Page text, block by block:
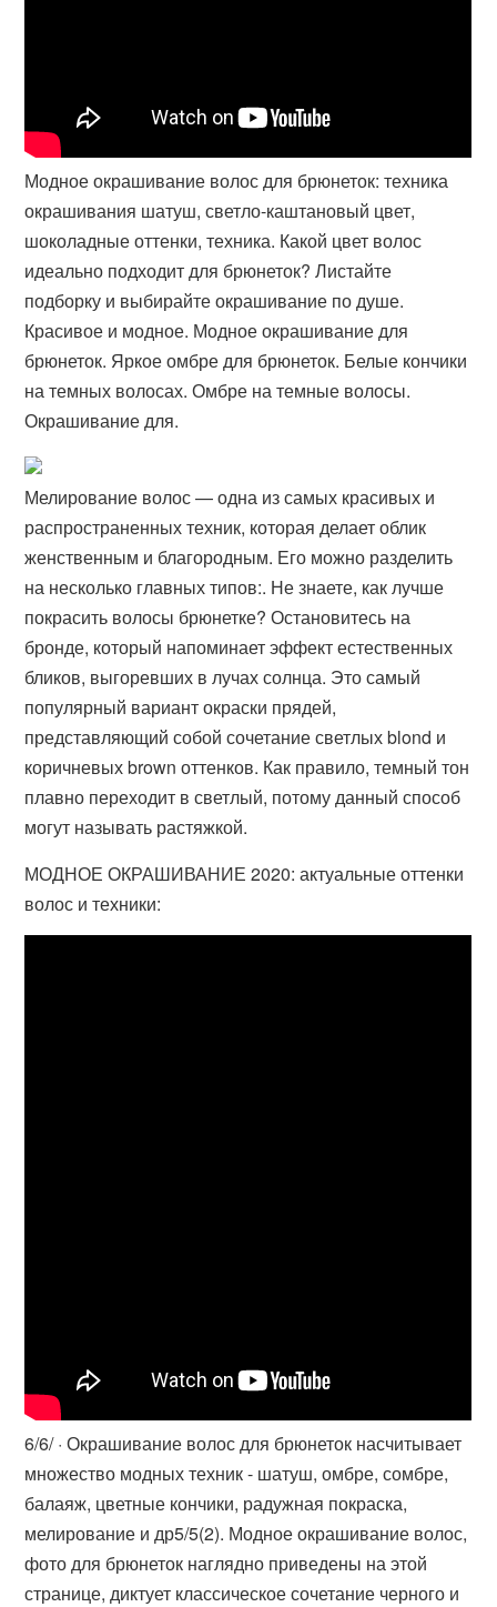
Модное окрашивание волос для брюнеток: техника
окрашивания шатуш, светло-каштановый цвет,
шоколадные оттенки, техника. Какой цвет волос
идеально подходит для брюнеток? Листайте
подборку и выбирайте окрашивание по душе.
Красивое и модное. Модное окрашивание для
брюнеток. Яркое омбре для брюнеток. Белые кончики
на темных волосах. Омбре на темные волосы.
Окрашивание для.
Мелирование волос — одна из самых красивых и
распространенных техник, которая делает облик
женственным и благородным. Его можно разделить
на несколько главных типов:. Не знаете, как лучше
покрасить волосы брюнетке? Остановитесь на
бронде, который напоминает эффект естественных
бликов, выгоревших в лучах солнца. Это самый
популярный вариант окраски прядей,
представляющий собой сочетание светлых blond и
коричневых brown оттенков. Как правило, темный тон
плавно переходит в светлый, потому данный способ
могут называть растяжкой.
МОДНОЕ ОКРАШИВАНИЕ 2020: актуальные оттенки
волос и техники:
6/6/ · Окрашивание волос для брюнеток насчитывает
множество модных техник - шатуш, омбре, сомбре,
балаяж, цветные кончики, радужная покраска,
мелирование и др5/5(2). Модное окрашивание волос,
фото для брюнеток наглядно приведены на этой
странице, диктует классическое сочетание черного и